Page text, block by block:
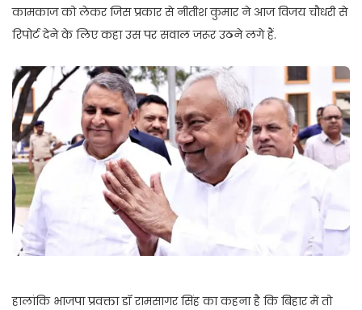
कामकाज को लेकर जिस प्रकार से नीतीश कुमार ने आज विजय चौधरी से
रिपोर्ट देने के लिए कहा उस पर सवाल जरूर उठने लगे हैं.
हालांकि भाजपा प्रवक्ता डॉ रामसागर सिंह का कहना है कि बिहार में तो